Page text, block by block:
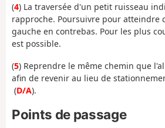
(4) La traversée d'un petit ruisseau
rapproche. Poursuivre pour atteindre
gauche en contrebas. Pour les plus
est possible.
(5) Reprendre le même chemin que
afin de revenir au lieu de
(D/A).
Points de passage